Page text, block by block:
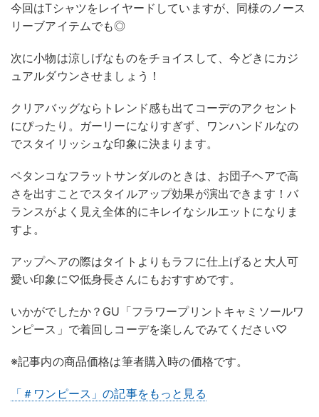
今回はTシャツをレイヤードしていますが、同様のノース
リーブアイテムでも◎
次に小物は涼しげなものをチョイスして、今どきにカジ
ュアルダウンさせましょう！
クリアバッグならトレンド感も出てコーデのアクセント
にぴったり。ガーリーになりすぎず、ワンハンドルなの
でスタイリッシュな印象に決まります。
ペタンコなフラットサンダルのときは、お団子ヘアで高
さを出すことでスタイルアップ効果が演出できます！バ
ランスがよく見え全体的にキレイなシルエットになりま
すよ。
アップヘアの際はタイトよりもラフに仕上げると大人可
愛い印象に♡低身長さんにもおすすめです。
いかがでしたか？GU「フラワープリントキャミソールワ
ンピース」で着回しコーデを楽しんでみてください♡
※記事内の商品価格は筆者購入時の価格です。
「＃ワンピース」の記事をもっと見る